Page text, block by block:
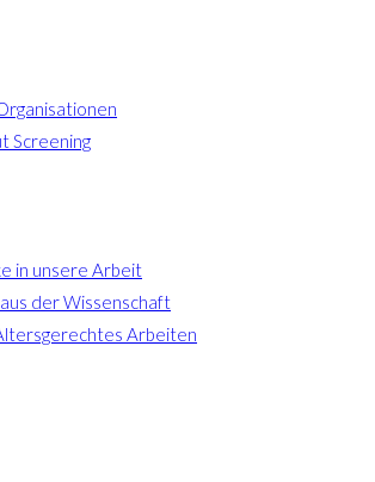
Screening
in unsere Arbeit
der Wissenschaft
Arbeiten